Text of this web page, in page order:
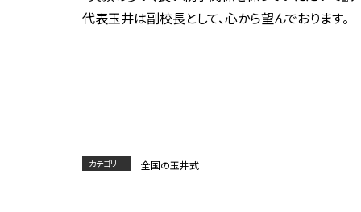
代表玉井は副校長として、心から望んでおります。
カテゴリー 全国の玉井式